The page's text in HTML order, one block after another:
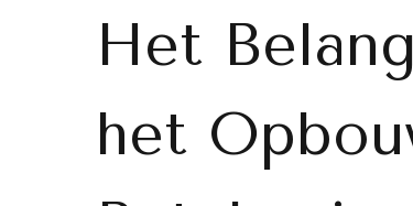
Het
het